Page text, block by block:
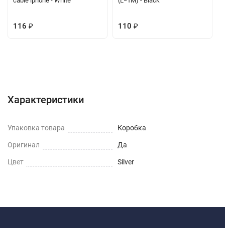
116 ₽ 110 ₽
Характеристики
Упаковка товара Коробка
Оригинал Да
Цвет Silver